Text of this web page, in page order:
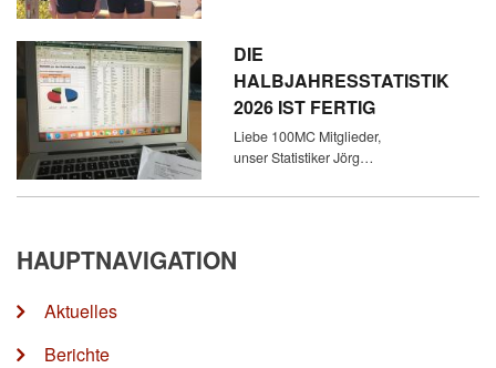
DIE
HALBJAHRESSTATISTIK
2026 IST FERTIG
Liebe 100MC Mitglieder,
unser Statistiker Jörg…
HAUPTNAVIGATION
Aktuelles
Berichte